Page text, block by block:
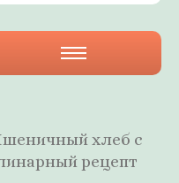
хлеб с
рецепт